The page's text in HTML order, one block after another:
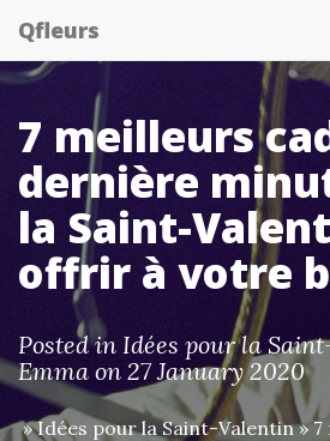
Qfleurs
7 meilleurs
dernière
la Saint-
offrir à votre
Posted in Idées pour la
Emma on 27 January 2020
»Idées pour la Saint-Valentin» 7